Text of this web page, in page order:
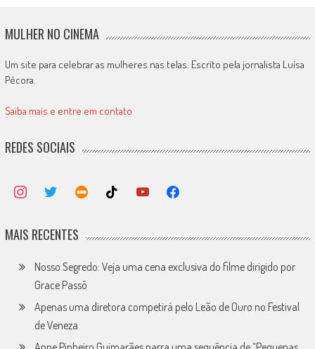
MULHER NO CINEMA
Um site para celebrar as mulheres nas telas. Escrito pela jornalista Luísa
Pécora.
Saiba mais e entre em contato
REDES SOCIAIS
MAIS RECENTES
Nosso Segredo: Veja uma cena exclusiva do filme dirigido por
Grace Passô
Apenas uma diretora competirá pelo Leão de Ouro no Festival
de Veneza